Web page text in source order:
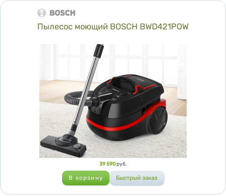
Пылесос моющий BOSCH BWD421POW
39 590 руб.